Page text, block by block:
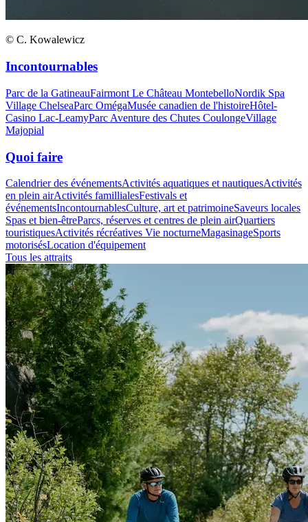
© C. Kowalewicz
Incontournables
Parc de la GatineauFairmont Le Château MontebelloNordik Spa
Village ChelseaParc OmégaMusée canadien de l'histoireHôtel-
Casino Lac-LeamyParc Aventure des Chutes CoulongeVillage
Majopial
Quoi faire
Calendrier des événementsActivités aquatiques et nautiquesActivités
en plein airActivités famillialesFestivals et
événementsIncontournablesCulture, art et patrimoineSaveurs locales
Spas et bien-êtreParcs, réserves et centres de plein airQuartiers
touristiquesActivités récréatives Vie nocturneMagasinageSports
motorisésLocation d'équipement
Tous les attraits